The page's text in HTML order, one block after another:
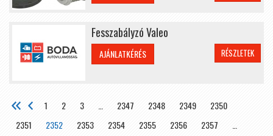
Fesszabályzó Valeo
AJÁNLATKÉRÉS RÉSZLETEK
1 2 3 2347 2348 2349
2350
2351
2352 2353 2354 2355 2356 2357